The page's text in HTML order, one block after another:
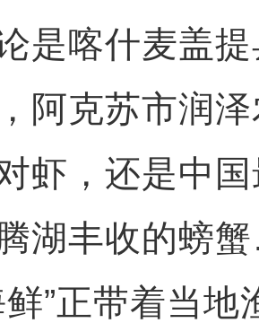
喀什麦盖提
阿克苏市润
虾，还是中
湖丰收的螃
鲜”正带着当